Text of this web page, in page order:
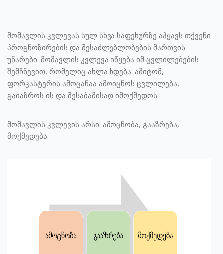
მომავლის კვლევას სულ სხვა საფეხურზე აჰყავს თქვენი
პროგნოზირების და შესაძლებლობების მართვის
უნარები. მომავლის კვლევა იწყება იმ ცვლილებების
შემჩნევით, რომელიც ახლა ხდება. ამიტომ,
ფორკასტერის ამოცანაა ამოიცნოს ცვლილება,
გაიაზროს ის და შესაბამისად იმოქმედოს.
მომავლის კვლევის არსი: ამოცნობა, გააზრება,
მოქმედება.